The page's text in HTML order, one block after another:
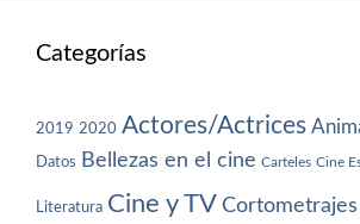
Categorías
2019 2020 Actores/Actrices
Datos Bellezas en el cine Carteles Cine
Literatura Cine y TV Cortometrajes